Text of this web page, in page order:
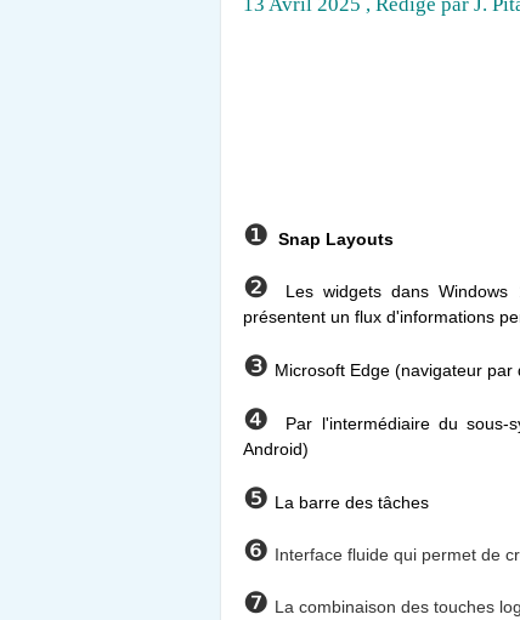
❶ Snap Layouts
❷
Les widgets dans
présentent un flux d'informations
❸ Microsoft Edge (navigateur par
❹
Par l'intermédiaire du sous-
Android)
❺ La barre des tâches
❻ Interface fluide qui permet de
❼ La combinaison des touches